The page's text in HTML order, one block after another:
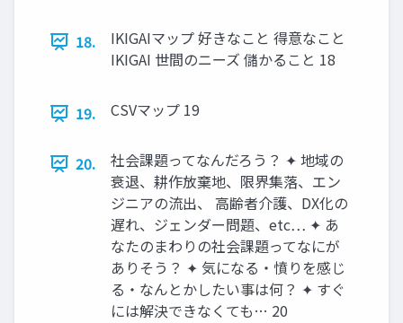
18.
IKIGAIマップ 好きなこと 得意なこと
IKIGAI 世間のニーズ 儲かること 18
19. CSVマップ 19
20.
社会課題ってなんだろう？ ✦ 地域の
衰退、耕作放棄地、限界集落、エン
ジニアの流出、 高齢者介護、DX化の
遅れ、ジェンダー問題、etc… ✦ あ
なたのまわりの社会課題ってなにが
ありそう？ ✦ 気になる・憤りを感じ
る・なんとかしたい事は何？ ✦ すぐ
には解決できなくても… 20